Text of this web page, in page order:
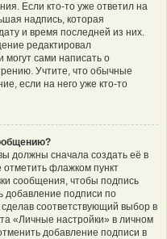
Если кто-то уже ответил на
надпись, которая
и время последней из них.
редактировал
сами написать о
Учтите, что обычные
если на него уже кто-то
должны сначала создать её в
флажком пункт
сообщения, чтобы подпись
добавление подписи по
соответствующий выбор в
«Личные настройки» в личном
добавление подписи в